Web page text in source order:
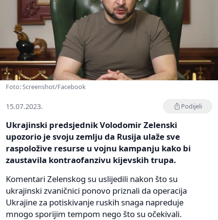
Foto: Screenshot/Facebook
15.07.2023. Podijeli
Ukrajinski predsjednik Volodomir Zelenski
upozorio je svoju zemlju da Rusija ulaže sve
raspoložive resurse u vojnu kampanju kako bi
zaustavila kontraofanzivu kijevskih trupa.
Komentari Zelenskog su uslijedili nakon što su
ukrajinski zvaničnici ponovo priznali da operacija
Ukrajine za potiskivanje ruskih snaga napreduje
mnogo sporijim tempom nego što su očekivali.